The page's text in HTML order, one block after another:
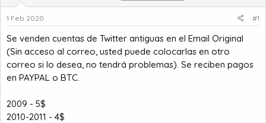
e
t
m
a
e
i
c
i
o
1 Feb 2020 #1
Se venden cuentas de Twitter antiguas en el Email Original
(Sin acceso al correo, usted puede colocarlas en otro
correo si lo desea, no tendrá problemas). Se reciben pagos
en PAYPAL o BTC.
2009 - 5$
2010-2011 - 4$